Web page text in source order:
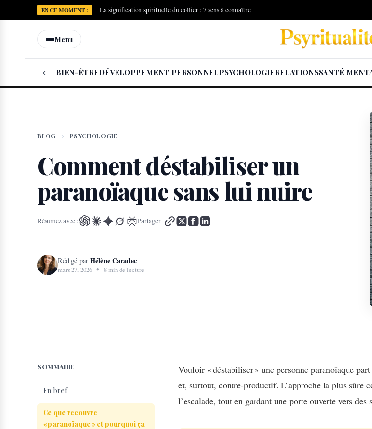
EN CE MOMENT : La signification spirituelle du collier : 7 sens à connaître
Menu
‹ BIEN-ÊTREDÉVELOPPEMENT PERSONNELPSYCHOLOGIERELATIONSSANTÉ
BLOG › PSYCHOLOGIE
Comment déstabiliser un
paranoïaque sans lui nuire
Résumez avec : Partager :
Rédigé par Hélène Caradec
mars 27, 2026 • 8 min de lecture
SOMMAIRE
En bref
Ce que recouvre
« paranoïaque » et pourquoi ça
Vouloir « déstabiliser » une personne paranoïaque
et, surtout, contre-productif. L’approche la plus sûre
l’escalade, tout en gardant une porte ouverte vers